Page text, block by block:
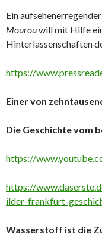
Ein
Mourouwill mit Hilfe
Hinterlassenschaften
https://
Einer von
Die Geschichte vom
https://
https://
ilder-frankfurt-
Wasserstoff ist die